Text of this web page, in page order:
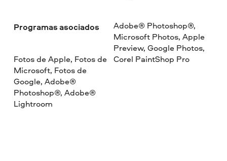
Programas asociados
Fotos de Apple, Fotos de
Microsoft, Fotos de
Google, Adobe®
Photoshop®, Adobe®
Lightroom
Adobe® Photoshop®,
Microsoft Photos, Apple
Preview, Google Photos,
Corel PaintShop Pro